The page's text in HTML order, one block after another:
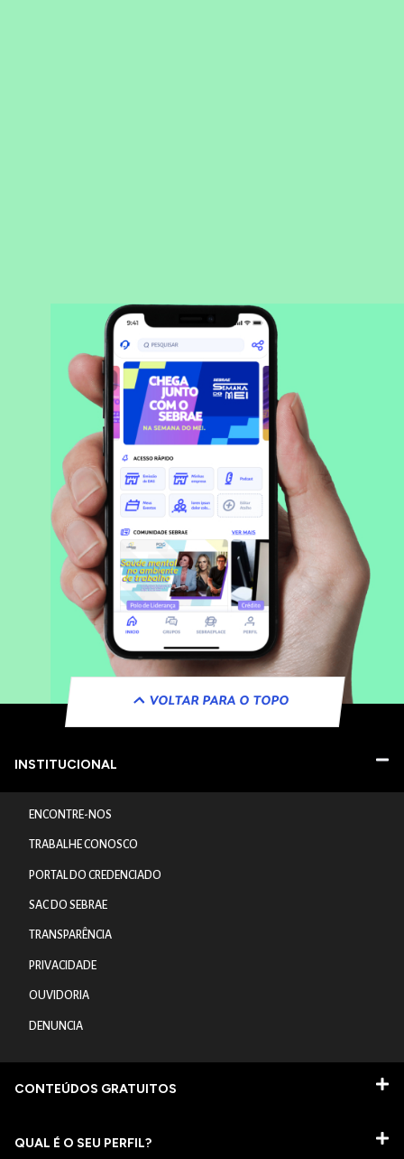
VOLTAR PARA O TOPO
INSTITUCIONAL
ENCONTRE-NOS
TRABALHE CONOSCO
PORTAL DO CREDENCIADO
SAC DO SEBRAE
TRANSPARÊNCIA
PRIVACIDADE
OUVIDORIA
DENUNCIA
CONTEÚDOS GRATUITOS
QUAL É O SEU PERFIL?